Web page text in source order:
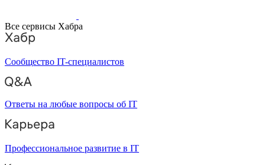
Все сервисы Хабра
Сообщество IT-специалистов
Ответы на любые вопросы об IT
Профессиональное развитие в IT